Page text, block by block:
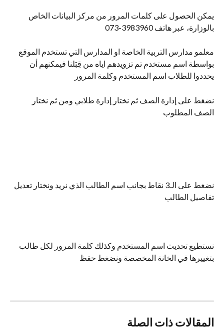
يمكن الحصول على كلمات المرور من مركز البيانات الخاص
بالوزارة، عبر هاتف 3983960-073
معلمو مدارس التربية الخاصة او المدارس التي تستخدم الموقع
بواسطة اسم مستخدم تم تزويدهم اياه من قِبَلنا فيمكنهم أن
يحددوا للطلاب اسم المستخدم وكلمة المرور
نضغط على إدارة الصف ثم نختار إدارة طلابي ومن ثم نختار
الصف المطلوب
نضغط على الـ3 نقاط بجانب اسم الطالب الذي نريد ونختار تعديل
تفاصيل الطالب
نستطيع تحديث اسم المستخدم وكذلك كلمة المرور لكل طالب
بتغييرها في الخانة المخصصة ونضغط حفظ
المقالات ذات الصلة